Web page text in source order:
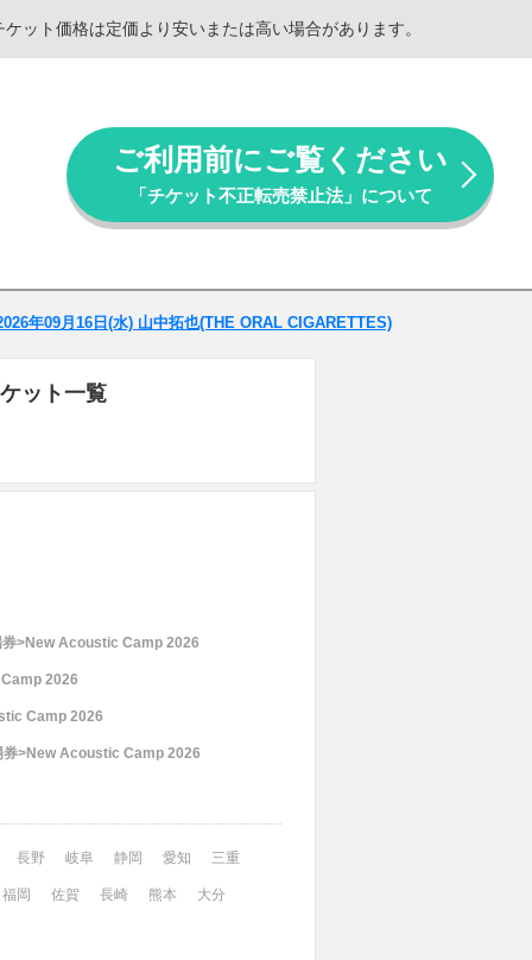
ット価格は定価より安いまたは高い場合があります。
ご利用前にご覧ください
「チケット不正転売禁止法」について
年09月16日(水) 山中拓也(THE ORAL CIGARETTES)
ット一覧
券>New Acoustic Camp 2026
2026
Camp 2026
券>New Acoustic Camp 2026
長野 岐阜 静岡 愛知 三重
福岡 佐賀 長崎 熊本 大分